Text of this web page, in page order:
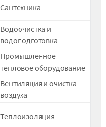
Сантехника
Водоочистка и
водоподготовка
Промышленное
тепловое оборудование
Вентиляция и очистка
воздуха
Теплоизоляция